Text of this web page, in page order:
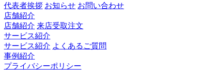
代表者挨拶 お知らせ お問い合わせ
店舗紹介
店舗紹介 来店受取注文
サービス紹介
サービス紹介 よくあるご質問
事例紹介
プライバシーポリシー